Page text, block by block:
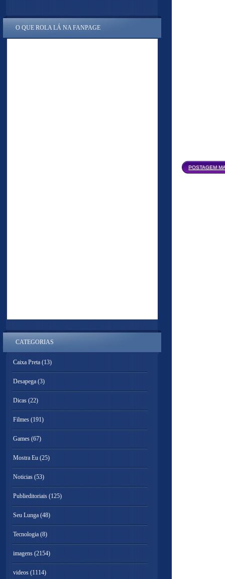
POSTAGEM
O QUE ROLA LÁ NA FANPAGE
CATEGORIAS
Caixa Preta (13)
Desapega (3)
Dicas (22)
Filmes (191)
Games (67)
Mostra Eu (25)
Noticias (53)
Publieditoriais (125)
Seu Lunga (48)
Tecnologia (8)
imagens (2154)
videos (1114)